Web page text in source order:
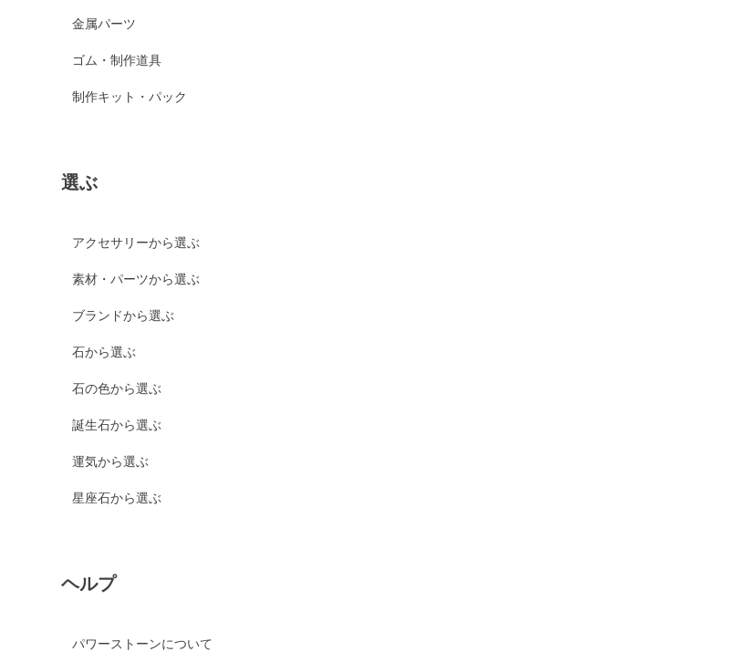
金属パーツ
ゴム・制作道具
制作キット・パック
選ぶ
アクセサリーから選ぶ
素材・パーツから選ぶ
ブランドから選ぶ
石から選ぶ
石の色から選ぶ
誕生石から選ぶ
運気から選ぶ
星座石から選ぶ
ヘルプ
パワーストーンについて